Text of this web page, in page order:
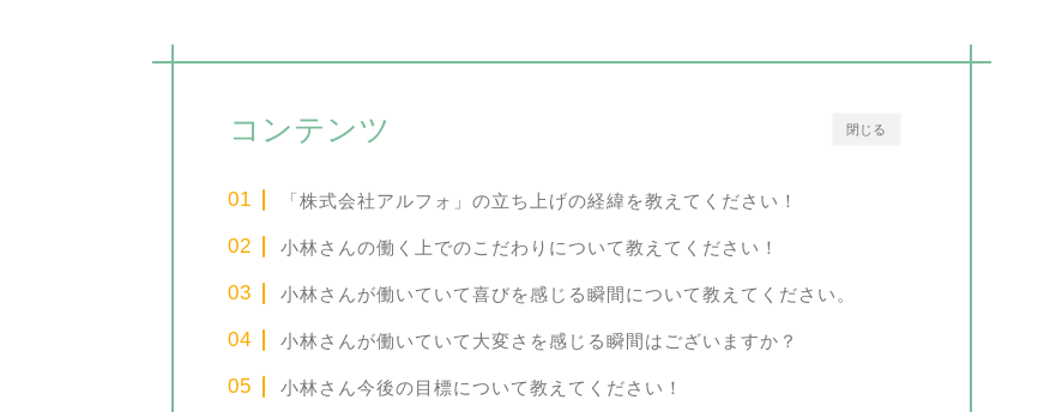
閉じる
コンテンツ
「株式会社アルフォ」の立ち上げの経緯を教えてください！
小林さんの働く上でのこだわりについて教えてください！
小林さんが働いていて喜びを感じる瞬間について教えてください。
小林さんが働いていて大変さを感じる瞬間はございますか？
小林さん今後の目標について教えてください！